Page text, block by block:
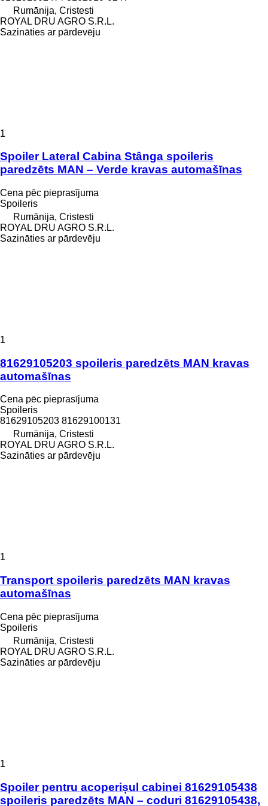
Rumānija, Cristesti
ROYAL DRU AGRO S.R.L.
Sazināties ar pārdevēju
1
Spoiler Lateral Cabina Stânga spoileris
paredzēts MAN – Verde kravas automašīnas
Cena pēc pieprasījuma
Spoileris
Rumānija, Cristesti
ROYAL DRU AGRO S.R.L.
Sazināties ar pārdevēju
1
81629105203 spoileris paredzēts MAN kravas
automašīnas
Cena pēc pieprasījuma
Spoileris
81629105203 81629100131
Rumānija, Cristesti
ROYAL DRU AGRO S.R.L.
Sazināties ar pārdevēju
1
Transport spoileris paredzēts MAN kravas
automašīnas
Cena pēc pieprasījuma
Spoileris
Rumānija, Cristesti
ROYAL DRU AGRO S.R.L.
Sazināties ar pārdevēju
1
Spoiler pentru acoperișul cabinei 81629105438
spoileris paredzēts MAN – coduri 81629105438,